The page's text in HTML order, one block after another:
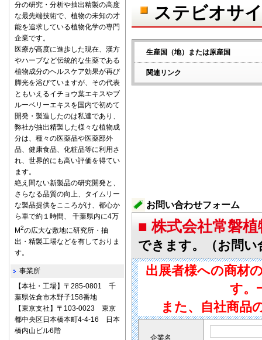
ステビオサ
生産国（地）または原産国
関連リンク
お問い合わせフォーム
■ 株式会社常磐
できます。（お問い
出展者様への商材
す。
また、自社商品
企業名
分の研究・分析や抽出精製の高度
な最先端技術で、植物の未知の才
能を追求している植物化学の専門
企業です。
医療が高度に進歩した現在、漢方
やハーブなど伝統的な生薬である
植物成分のヘルスケア効果が再び
脚光を浴びていますが、その代表
ともいえるイチョウ葉エキスやブ
ルーベリーエキスを国内で初めて
開発・製造したのは私達であり、
弊社が抽出精製した様々な植物成
分は、種々の医薬品や医薬部外
品、健康食品、化粧品等に利用さ
れ、世界的にも高い評価を得てい
ます。
絶え間ない新製品の研究開発と、
さらなる品質の向上、タイムリー
な製品提供をこころがけ、都心か
ら車で約１時間、 千葉県内に4万
M2の広大な敷地に研究所・抽
出・精製工場などを有しておりま
す。
事業所
【本社・工場】〒285-0801 千
葉県佐倉市木野子158番地
【東京支社】〒103-0023 東京
都中央区日本橋本町4-4-16 日本
橋内山ビル6階